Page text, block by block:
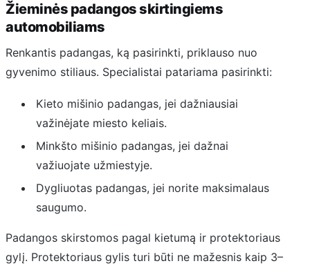
Žieminės padangos skirtingiems
automobiliams
Renkantis padangas, ką pasirinkti, priklauso nuo
gyvenimo stiliaus. Specialistai patariama pasirinkti:
Kieto mišinio padangas, jei dažniausiai
važinėjate miesto keliais.
Minkšto mišinio padangas, jei dažnai
važiuojate užmiestyje.
Dygliuotas padangas, jei norite maksimalaus
saugumo.
Padangos skirstomos pagal kietumą ir protektoriaus
gylį. Protektoriaus gylis turi būti ne mažesnis kaip 3–